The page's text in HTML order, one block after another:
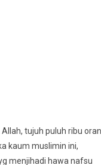
kaum muslimin ini,
menjihadi hawa nafsu